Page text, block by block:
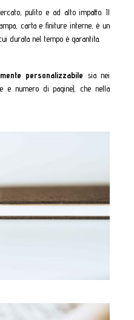
pulito e ad alto impatto. Il
carta e finiture interne, è un
durata nel tempo è garantita.
personalizzabile sia nei
e numero di pagine), che nella